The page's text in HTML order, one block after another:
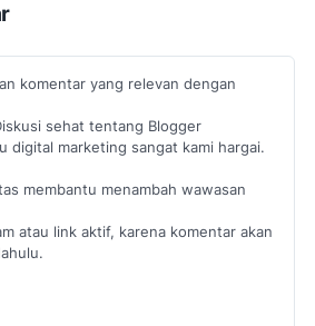
komentar yang relevan dengan
sehat tentang Blogger
digital marketing sangat kami hargai.
membantu menambah wawasan
atau link aktif, karena komentar akan